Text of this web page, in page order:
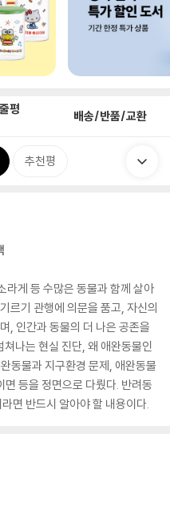
평 배송/반품/교환
추천평
라게 등 수많은 동물과 함께 살아
르기 관행에 의문을 품고, 자신의
, 인간과 동물의 더 나은 공존을
나는 현실 진단, 왜 애완동물인
동물과 지구환경 문제, 애완동물
등을 정면으로 다뤘다. 반려동
면 반드시 알아야 할 내용이다.